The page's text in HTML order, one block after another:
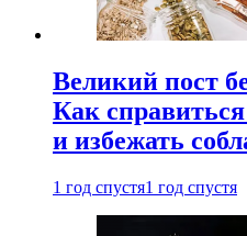
Великий пост
Как
и избежать
1 год спустя1 год спустя